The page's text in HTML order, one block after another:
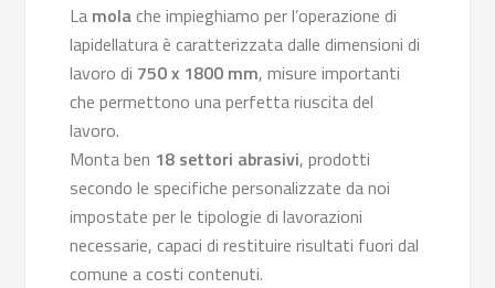
La molache impieghiamo per l’operazione di
lapidellatura è caratterizzata dalle dimensioni di
lavoro di 750 x 1800 mm, misure importanti
che permettono una perfetta riuscita del
lavoro.
Monta ben 18 settori abrasivi, prodotti
secondo le specifiche personalizzate da noi
impostate per le tipologie di lavorazioni
necessarie, capaci di restituire risultati fuori dal
comune a costi contenuti.